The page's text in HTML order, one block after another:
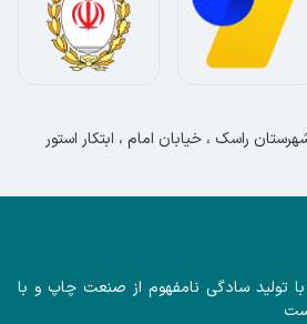
راسک ، خیابان امام ، ابتکار استور